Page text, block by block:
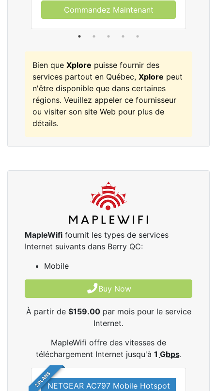
Commandez Maintenant
Bien que Xplore puisse fournir des
services partout en Québec, Xplore peut
n'être disponible que dans certaines
régions. Veuillez appeler ce fournisseur
ou visiter son site Web pour plus de
détails.
MapleWifi fournit les types de services
Internet suivants dans Berry QC:
Mobile
Buy Now
À partir de $159.00par mois pour le service
Internet.
MapleWifi offre des vitesses de
téléchargement Internet jusqu'à 1 Gbps.
2 PLANSNETGEAR AC797 Mobile Hotspot